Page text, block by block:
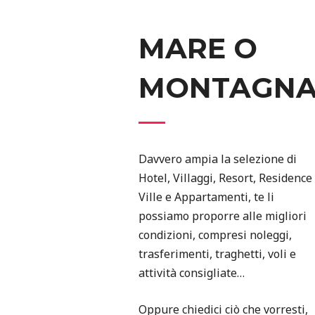
MARE O
Davvero ampia la selezione di
Hotel, Villaggi, Resort, Residence
Ville e Appartamenti, te li
possiamo proporre alle migliori
condizioni, compresi noleggi,
trasferimenti, traghetti, voli e
attività consigliate…
Oppure chiedici ciò che vorresti,